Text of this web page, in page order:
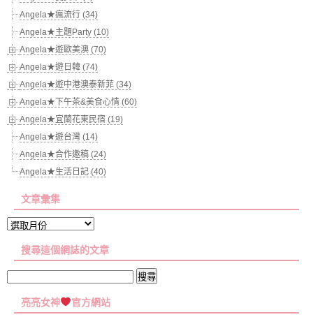
Angela★瘋流行 (34)
Angela★主題Party (10)
Angela★遊歐美澳 (70)
Angela★遊日韓 (74)
Angela★遊中港澳泰新菲 (34)
Angela★下午茶&美食心情 (60)
Angela★宜蘭花東民宿 (19)
Angela★遊台灣 (14)
Angela★合作邀稿 (24)
Angela★生活日記 (40)
文章彙集
文
彙
搜尋這個網誌的文章
關
亮亮女神 官方網站